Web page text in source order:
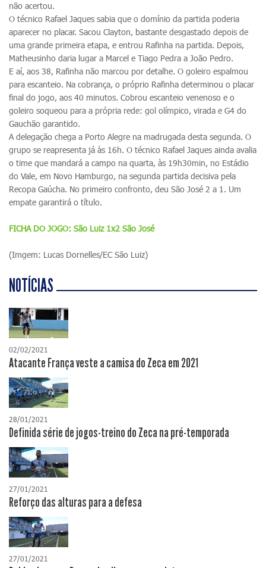
não acertou.
O técnico Rafael Jaques sabia que o domínio da partida poderia
aparecer no placar. Sacou Clayton, bastante desgastado depois de
uma grande primeira etapa, e entrou Rafinha na partida. Depois,
Matheusinho daria lugar a Marcel e Tiago Pedra a João Pedro.
E aí, aos 38, Rafinha não marcou por detalhe. O goleiro espalmou
para escanteio. Na cobrança, o próprio Rafinha determinou o placar
final do jogo, aos 40 minutos. Cobrou escanteio venenoso e o
goleiro soqueou para a própria rede: gol olímpico, virada e G4 do
Gauchão garantido.
A delegação chega a Porto Alegre na madrugada desta segunda. O
grupo se reapresenta já às 16h. O técnico Rafael Jaques ainda avalia
o time que mandará a campo na quarta, às 19h30min, no Estádio
do Vale, em Novo Hamburgo, na segunda partida decisiva pela
Recopa Gaúcha. No primeiro confronto, deu São José 2 a 1. Um
empate garantirá o título.
FICHA DO JOGO: São Luiz 1x2 São José
(Imgem: Lucas Dornelles/EC São Luiz)
NOTÍCIAS
02/02/2021
Atacante França veste a camisa do Zeca em 2021
28/01/2021
Definida série de jogos-treino do Zeca na pré-temporada
27/01/2021
Reforço das alturas para a defesa
27/01/2021